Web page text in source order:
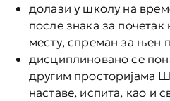
долази у школу на
после знака за
месту, спреман за њен
дисциплиновано се
другим просторијама
наставе, испита, као и